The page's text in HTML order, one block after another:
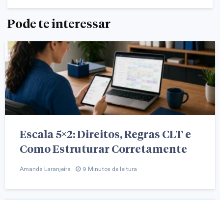
Pode te interessar
Escala 5×2: Direitos, Regras CLT e
Como Estruturar Corretamente
Amanda Laranjeira 9 Minutos de leitura